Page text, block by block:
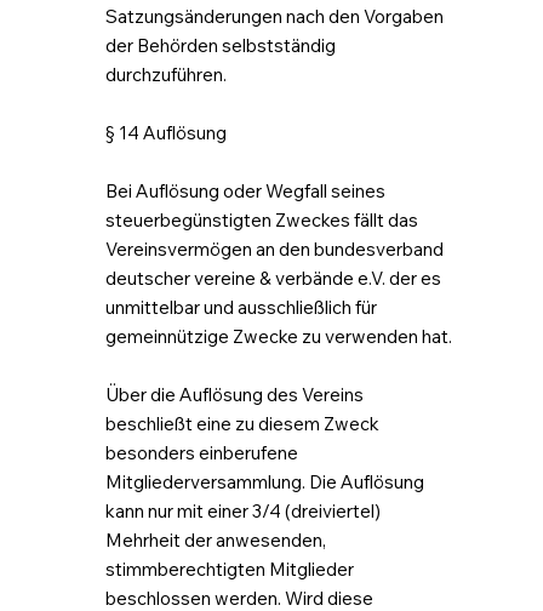
Satzungsänderungen nach den Vorgaben
der Behörden selbstständig
durchzuführen.
§ 14 Auflösung
Bei Auflösung oder Wegfall seines
steuerbegünstigten Zweckes fällt das
Vereinsvermögen an den bundesverband
deutscher vereine & verbände e.V. der es
unmittelbar und ausschließlich für
gemeinnützige Zwecke zu verwenden hat.
Über die Auflösung des Vereins
beschließt eine zu diesem Zweck
besonders einberufene
Mitgliederversammlung. Die Auflösung
kann nur mit einer 3/4 (dreiviertel)
Mehrheit der anwesenden,
stimmberechtigten Mitglieder
beschlossen werden. Wird diese